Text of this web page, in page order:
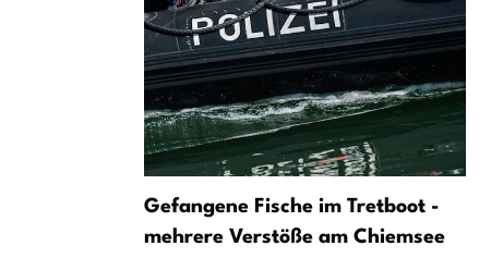
Gefangene Fische im Tretboot -
mehrere Verstöße am Chiemsee